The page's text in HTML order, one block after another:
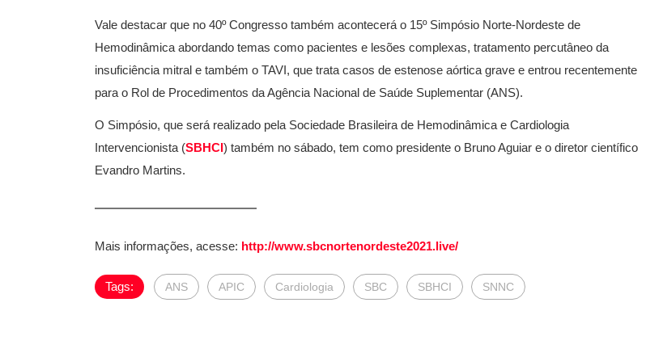
Vale destacar que no 40º Congresso também acontecerá o 15º Simpósio Norte-Nordeste de
Hemodinâmica abordando temas como pacientes e lesões complexas, tratamento percutâneo da
insuficiência mitral e também o TAVI, que trata casos de estenose aórtica grave e entrou recentemente
para o Rol de Procedimentos da Agência Nacional de Saúde Suplementar (ANS).
O Simpósio, que será realizado pela Sociedade Brasileira de Hemodinâmica e Cardiologia
Intervencionista (SBHCI) também no sábado, tem como presidente o Bruno Aguiar e o diretor científico
Evandro Martins.
Mais informações, acesse: http://www.sbcnortenordeste2021.live/
Tags: ANS APIC Cardiologia SBC SBHCI SNNC